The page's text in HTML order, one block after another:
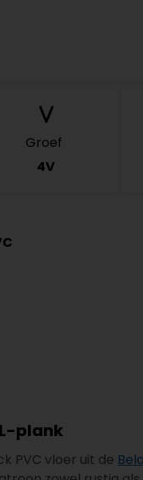
Groef
4V
plank
PVC vloer uit de